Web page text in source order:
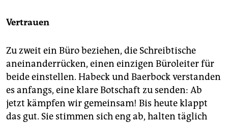
Vertrauen
Zu zweit ein Büro beziehen, die Schreibtische
aneinanderrücken, einen einzigen Büroleiter für
beide einstellen. Habeck und Baerbock verstanden
es anfangs, eine klare Botschaft zu senden: Ab
jetzt kämpfen wir gemeinsam! Bis heute klappt
das gut. Sie stimmen sich eng ab, halten täglich